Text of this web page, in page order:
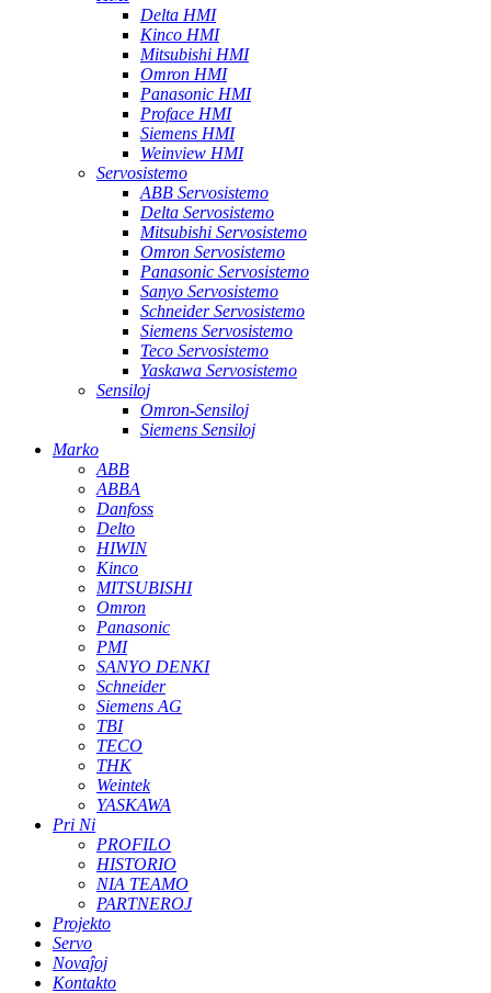
Delta HMI
Kinco HMI
Mitsubishi HMI
Omron HMI
Panasonic HMI
Proface HMI
Siemens HMI
Weinview HMI
Servosistemo
ABB Servosistemo
Delta Servosistemo
Mitsubishi Servosistemo
Omron Servosistemo
Panasonic Servosistemo
Sanyo Servosistemo
Schneider Servosistemo
Siemens Servosistemo
Teco Servosistemo
Yaskawa Servosistemo
Sensiloj
Omron-Sensiloj
Siemens Sensiloj
Marko
ABB
ABBA
Danfoss
Delto
HIWIN
Kinco
MITSUBISHI
Omron
Panasonic
PMI
SANYO DENKI
Schneider
Siemens AG
TBI
TECO
THK
Weintek
YASKAWA
Pri Ni
PROFILO
HISTORIO
NIA TEAMO
PARTNEROJ
Projekto
Servo
Novaĵoj
Kontakto